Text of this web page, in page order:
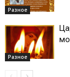
Разное
Разное